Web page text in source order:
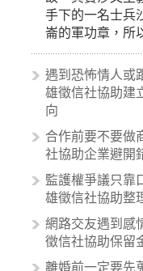
手下的一名士兵
崙的軍功章，所
事蹟和政策產生
的狀況，所以沙
暗指偏見和歧視
向的人，通常對
國家的人，所以
在種族歧視的說
性沙文…
遇到恐怖情人或
雄徵信社協助建
向
合作前要不要做
社協助企業避開
監護權爭議只靠
雄徵信社協助整
網路交友遇到感
徵信社協助保留
離婚前一定要先